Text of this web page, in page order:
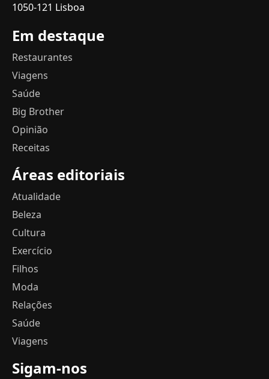
1050-121 Lisboa
Em destaque
Restaurantes
Viagens
Saúde
Big Brother
Opinião
Receitas
Áreas editoriais
Atualidade
Beleza
Cultura
Exercício
Filhos
Moda
Relações
Saúde
Viagens
Sigam-nos